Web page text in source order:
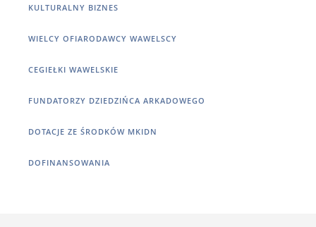
KULTURALNY BIZNES
WIELCY OFIARODAWCY WAWELSCY
CEGIEŁKI WAWELSKIE
FUNDATORZY DZIEDZIŃCA ARKADOWEGO
DOTACJE ZE ŚRODKÓW MKIDN
DOFINANSOWANIA